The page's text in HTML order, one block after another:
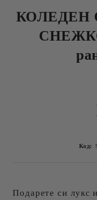
КОЛЕДЕН
Код:
Подарете си лукс